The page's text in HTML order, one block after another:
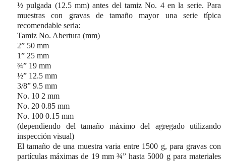
½ pulgada (12.5 mm) antes del tamiz No. 4 en la serie. Para
muestras con gravas de tamaño mayor una serie típica
recomendable seria:
Tamiz No. Abertura (mm)
2” 50 mm
1” 25 mm
¾” 19 mm
½” 12.5 mm
3/8” 9.5 mm
No. 10 2 mm
No. 20 0.85 mm
No. 100 0.15 mm
(dependiendo del tamaño máximo del agregado utilizando
inspección visual)
El tamaño de una muestra varia entre 1500 g, para gravas con
partículas máximas de 19 mm¾” hasta 5000 gpara materiales